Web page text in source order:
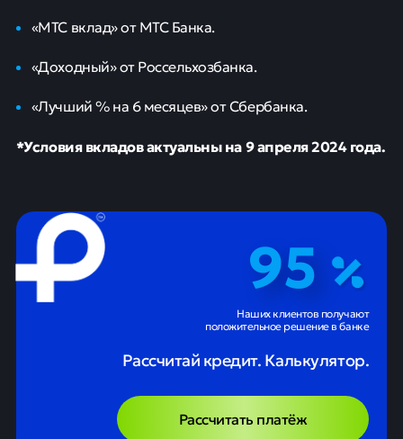
«МТС вклад» от МТС Банка.
«Доходный» от Россельхозбанка.
«Лучший % на 6 месяцев» от Сбербанка.
*Условия вкладов актуальны на 9 апреля 2024 года.
95
Наших клиентов получают
положительное решение в банке
Рассчитай кредит. Калькулятор.
Рассчитать платёж